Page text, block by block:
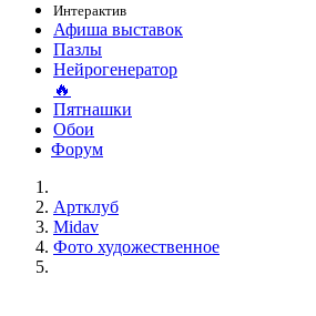
Интерактив
Афиша выставок
Пазлы
Нейрогенератор
🔥
Пятнашки
Обои
Форум
Артклуб
Midav
Фото художественное